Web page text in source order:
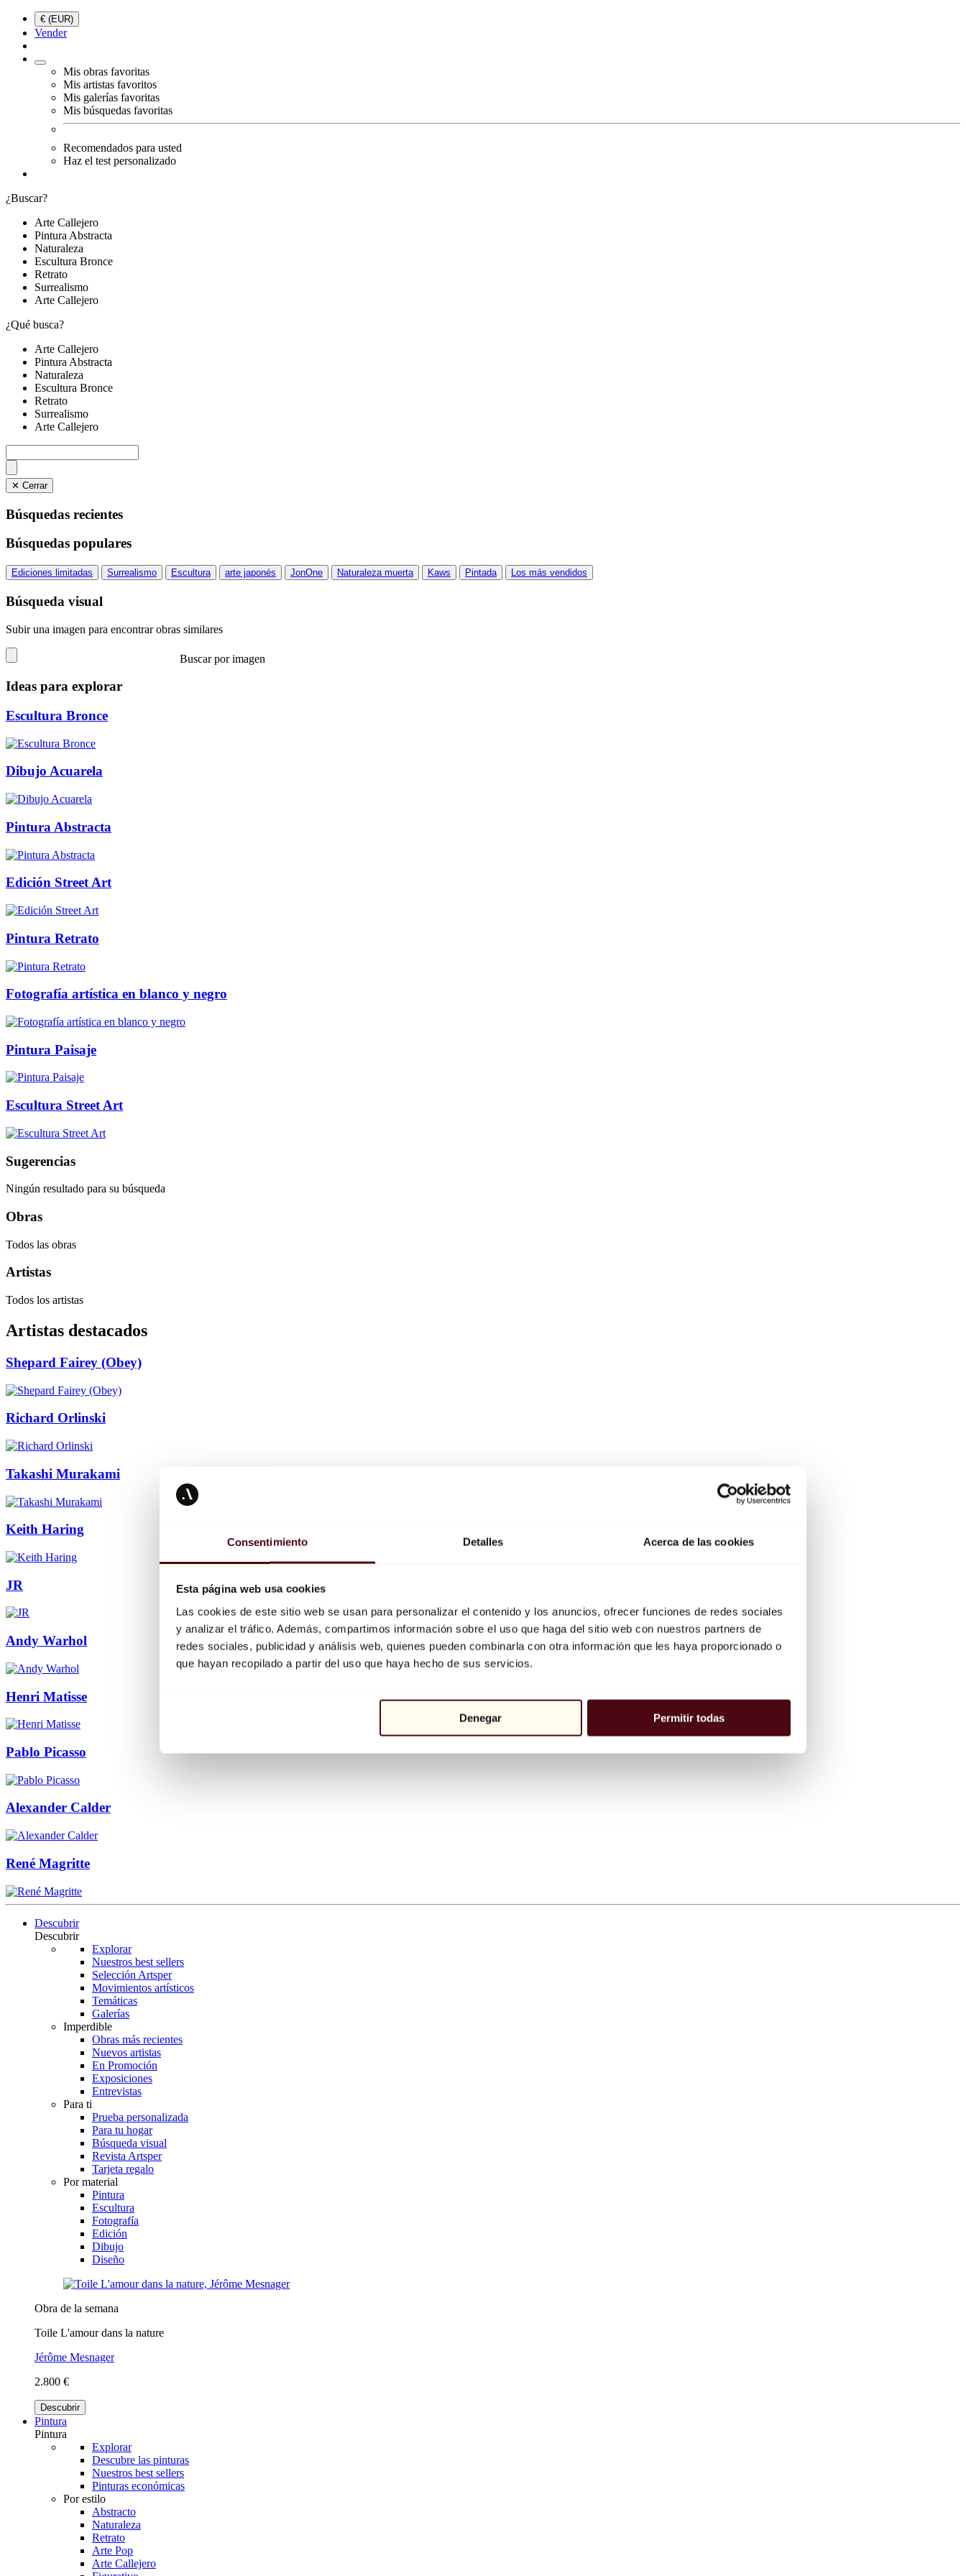
Consentimiento Detalles Acerca de las cookies
Esta página web usa cookies
Las cookies de este sitio web se usan para personalizar el contenido y los anuncios, ofrecer funciones de redes sociales
y analizar el tráfico. Además, compartimos información sobre el uso que haga del sitio web con nuestros partners de
redes sociales, publicidad y análisis web, quienes pueden combinarla con otra información que les haya proporcionado o
que hayan recopilado a partir del uso que haya hecho de sus servicios.
Denegar Permitir todas
€ (EUR)
Vender
Mis obras favoritas
Mis artistas favoritos
Mis galerías favoritas
Mis búsquedas favoritas
Recomendados para usted
Haz el test personalizado
¿Buscar?
Arte Callejero
Pintura Abstracta
Naturaleza
Escultura Bronce
Retrato
Surrealismo
Arte Callejero
¿Qué busca?
Arte Callejero
Pintura Abstracta
Naturaleza
Escultura Bronce
Retrato
Surrealismo
Arte Callejero
✕ Cerrar
Búsquedas recientes
Búsquedas populares
Ediciones limitadas Surrealismo Escultura arte japonés JonOne Naturaleza muerta Kaws Pintada Los más vendidos
Búsqueda visual
Subir una imagen para encontrar obras similares
Buscar por imagen
Ideas para explorar
Escultura Bronce
Dibujo Acuarela
Pintura Abstracta
Edición Street Art
Pintura Retrato
Fotografía artística en blanco y negro
Pintura Paisaje
Escultura Street Art
Sugerencias
Ningún resultado para su búsqueda
Obras
Todos las obras
Artistas
Todos los artistas
Artistas destacados
Shepard Fairey (Obey)
Richard Orlinski
Takashi Murakami
Keith Haring
JR
Andy Warhol
Henri Matisse
Pablo Picasso
Alexander Calder
René Magritte
Descubrir
Descubrir
Explorar
Nuestros best sellers
Selección Artsper
Movimientos artísticos
Temáticas
Galerías
Imperdible
Obras más recientes
Nuevos artistas
En Promoción
Exposiciones
Entrevistas
Para ti
Prueba personalizada
Para tu hogar
Búsqueda visual
Revista Artsper
Tarjeta regalo
Por material
Pintura
Escultura
Fotografía
Edición
Dibujo
Diseño
Obra de la semana
Toile L'amour dans la nature
Jérôme Mesnager
2.800 €
Descubrir
Pintura
Pintura
Explorar
Descubre las pinturas
Nuestros best sellers
Pinturas económicas
Por estilo
Abstracto
Naturaleza
Retrato
Arte Pop
Arte Callejero